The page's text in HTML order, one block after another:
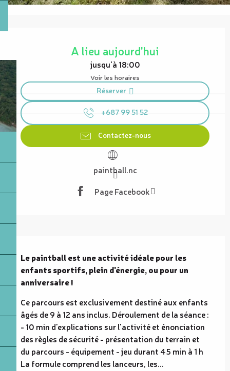
Ouverture et coordonnées
A lieu aujourd'hui
jusqu'à 18:00
Voir les horaires
Réserver
+687 99 51 52
Contactez-nous
paintball.nc
Page Facebook
Le paintball est une activité idéale pour les
enfants sportifs, plein d'énergie, ou pour un
anniversaire !
Ce parcours est exclusivement destiné aux enfants
âgés de 9 à 12 ans inclus. Déroulement de la séance :
- 10 min d'explications sur l'activité et énonciation
des règles de sécurité - présentation du terrain et
du parcours - équipement - jeu durant 45 min à 1 h
La formule comprend les lanceurs, les...